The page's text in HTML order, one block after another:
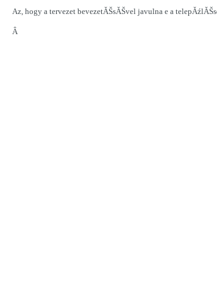
Az, hogy a tervezet bevezetĂŠsĂŠvel javulna e a
Â